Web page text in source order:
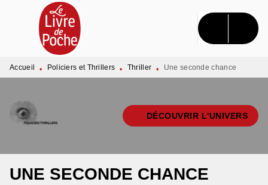
MENU RECHERCHE CONTENU
PIED DE PAGE
Accueil • Policiers et Thrillers • Thriller • Une seconde chance
DÉCOUVRIR L'UNIVERS
UNE SECONDE CHANCE